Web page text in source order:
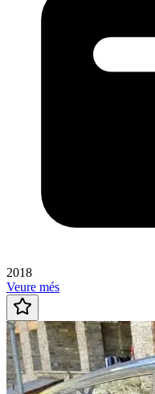
2018
Veure més